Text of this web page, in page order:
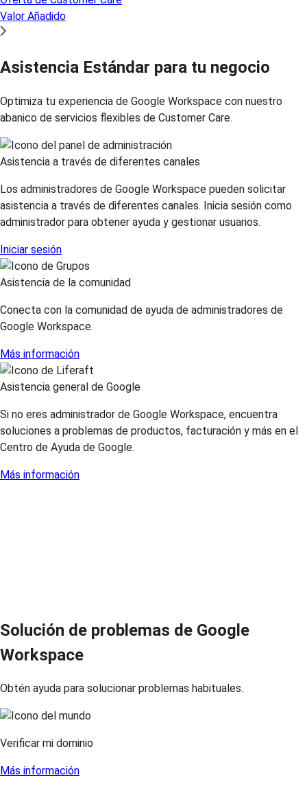
Valor Añadido
Asistencia Estándar para tu negocio
Optimiza tu experiencia de Google Workspace con nuestro
abanico de servicios flexibles de Customer Care.
Asistencia a través de diferentes canales
Los administradores de Google Workspace pueden solicitar
asistencia a través de diferentes canales. Inicia sesión como
administrador para obtener ayuda y gestionar usuarios.
Iniciar sesión
Asistencia de la comunidad
Conecta con la comunidad de ayuda de administradores de
Google Workspace.
Más información
Asistencia general de Google
Si no eres administrador de Google Workspace, encuentra
soluciones a problemas de productos, facturación y más en el
Centro de Ayuda de Google.
Más información
Solución de problemas de Google
Workspace
Obtén ayuda para solucionar problemas habituales.
Verificar mi dominio
Más información